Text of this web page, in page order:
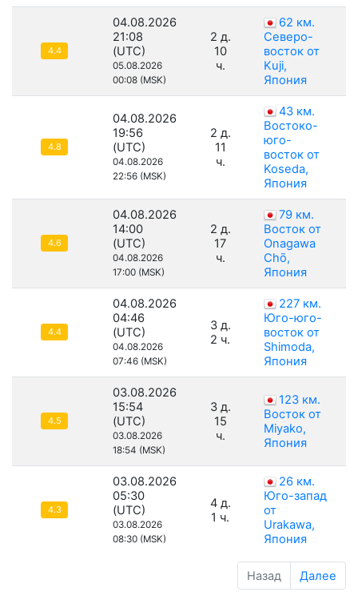
4.4
04.08.2026
21:08
(UTC)
05.08.2026
00:08 (MSK)
2 д.
10
ч.
62 км.
Северо-
восток от
Kuji,
Япония
4.8
04.08.2026
19:56
(UTC)
04.08.2026
22:56 (MSK)
2 д.
11
ч.
43 км.
Востоко-
юго-
восток от
Koseda,
Япония
4.6
04.08.2026
14:00
(UTC)
04.08.2026
17:00 (MSK)
2 д.
17
ч.
79 км.
Восток от
Onagawa
Chō,
Япония
4.4
04.08.2026
04:46
(UTC)
04.08.2026
07:46 (MSK)
3 д.
2 ч.
227 км.
Юго-юго-
восток от
Shimoda,
Япония
4.5
03.08.2026
15:54
(UTC)
03.08.2026
18:54 (MSK)
3 д.
15
ч.
123 км.
Восток от
Miyako,
Япония
4.3
03.08.2026
05:30
(UTC)
03.08.2026
08:30 (MSK)
4 д.
1 ч.
26 км.
Юго-запад
от
Urakawa,
Япония
Назад Далее